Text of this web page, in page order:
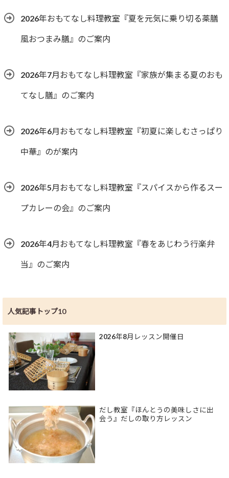
2026年おもてなし料理教室『夏を元気に乗り切る薬膳
風おつまみ膳』のご案内
2026年7月おもてなし料理教室『家族が集まる夏のおも
てなし膳』のご案内
2026年6月おもてなし料理教室『初夏に楽しむさっぱり
中華』のが案内
2026年5月おもてなし料理教室『スパイスから作るスー
プカレーの会』のご案内
2026年4月おもてなし料理教室『春をあじわう行楽弁
当』のご案内
人気記事トップ10
2026年8月レッスン開催日
だし教室『ほんとうの美味しさに出
会う』だしの取り方レッスン